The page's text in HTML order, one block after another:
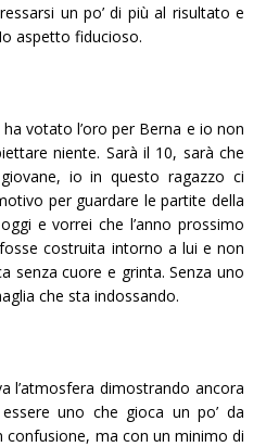
un po’ di più al risultato e
aspetto fiducioso.
ha votato l’oro per Berna e io non
niente. Sarà il 10, sarà che
io in questo ragazzo ci
per guardare le partite della
e vorrei che l’anno prossimo
costruita intorno a lui e non
senza cuore e grinta. Senza uno
che sta indossando.
l’atmosfera dimostrando ancora
uno che gioca un po’ da
confusione, ma con un minimo di